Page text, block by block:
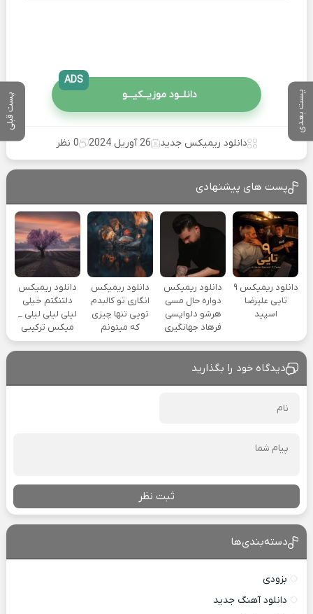
پست بعدی پست قبلی دانلــود موزیــکیـــو
ADS
دانلود ریمیکس جدید 26 آوریل 2024 0 نظر
پست های پیشنهادی
دانلود ریمیکس ۹
تایی علیرضا
اسپید
دانلود ریمیکس
دواره حال مسی
هرشو دلواپسی
فرهاد جهانگیری
دانلود ریمیکس
انگاری تو کالبدم
تویی تنها چیزی
که میتونم
دانلود ریمیکس
دلتنگتم خیلی
لیلی لیلی لیلی _
میکس ترکیبی
دیدگاه خود را بگذارید
ثبت نظر
دسته‌بندی‌ها
بزودی
دانلود آهنگ جدید